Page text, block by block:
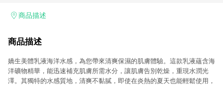
加入WOW會員告別湊免運，火箭速配、火箭跨境優質選品不限金
商品描述
商品描述
嬌生美體乳液海洋水感，為您帶來清爽保濕的肌膚體驗。這款乳液蘊含海
洋礦物精華，能迅速補充肌膚所需水分，讓肌膚告別乾燥，重現水潤光
澤。其獨特的水感質地，清爽不黏膩，即使在炎熱的夏天也能輕鬆使用，